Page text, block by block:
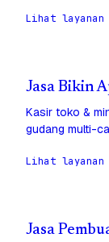
Lihat layanan
Jasa Bikin
Kasir toko &
gudang multi-
Lihat layanan
Jasa